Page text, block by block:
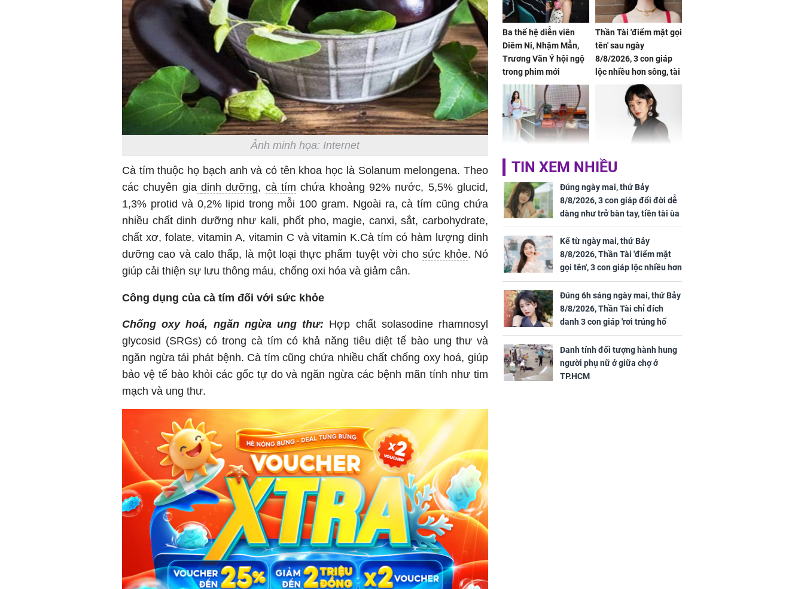
Ảnh minh họa: Internet
Cà tím thuộc họ bạch anh và có tên khoa học là Solanum melongena. Theo
các chuyên gia dinh dưỡng, cà tím chứa khoảng 92% nước, 5,5% glucid,
1,3% protid và 0,2% lipid trong mỗi 100 gram. Ngoài ra, cà tím cũng chứa
nhiều chất dinh dưỡng như kali, phốt pho, magie, canxi, sắt, carbohydrate,
chất xơ, folate, vitamin A, vitamin C và vitamin K.Cà tím có hàm lượng dinh
dưỡng cao và calo thấp, là một loại thực phẩm tuyệt vời chosức khỏe. Nó
giúp cải thiện sự lưu thông máu, chống oxi hóa và giảm cân.
Công dụng của cà tím đối với sức khỏe
Chống oxy hoá, ngăn ngừa ung thư: Hợp chất solasodine rhamnosyl
glycosid (SRGs) có trong cà tím có khả năng tiêu diệt tế bào ung thư và
ngăn ngừa tái phát bệnh. Cà tím cũng chứa nhiều chất chống oxy hoá, giúp
bảo vệ tế bào khỏi các gốc tự do và ngăn ngừa các bệnh mãn tính như tim
mạch và ung thư.
Ba thế hệ diễn viên
Diêm Ni, Nhậm Mẫn,
Trương Vãn Ý hội ngộ
trong phim mới
Thần Tài 'điểm mặt gọi
tên' sau ngày
8/8/2026, 3 con giáp
lộc nhiều hơn sông, tài
vận sáng như trăng
Rằm, chính thức hết
HH Mai Phương Thúy:
Mua đồ hiệu theo "lô",
tặng em gái biệt thự
120 tỷ trong "nốt nhạc"
Triệu Lệ Dĩnh liên tiếp
được Kim Ưng ưu ái,
đãi ngộ đặc biệt gây
chú ý
Danh tính đối tượng
nữ ở giữa chợ ở
TP.HCM
TIN XEM NHIỀU
Đúng ngày mai, thứ Bảy
8/8/2026, 3 con giáp đổi đời dễ
dàng như trở bàn tay, tiền tài ùa
tới, ngồi không lộc cũng đến,
phú quý theo tới già
Kể từ ngày mai, thứ Bảy
8/8/2026, Thần Tài 'điểm mặt
gọi tên', 3 con giáp lộc nhiều hơn
sông, tài vận sáng như trăng
Rằm, chính thức hết khổ
Đúng 6h sáng ngày mai, thứ Bảy
8/8/2026, Thần Tài chỉ đích
danh 3 con giáp 'rơi trúng hố
vàng', tiền bạc ùa về nhà 'như lũ
cuốn', vươn mình thành đại gia
trong phút chốc
Danh tính đối tượng hành hung
người phụ nữ ở giữa chợ ở
TP.HCM